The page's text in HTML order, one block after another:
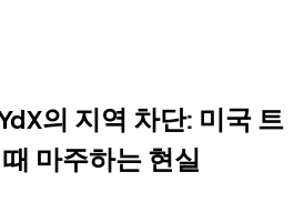
의 지역 차단: 미국 트
마주하는 현실